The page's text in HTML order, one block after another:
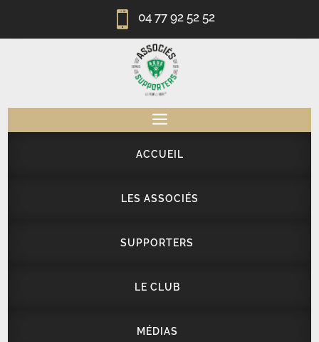
 04 77 92 52 52
a
ACCUEIL
LES ASSOCIÉS
SUPPORTERS
LE CLUB
MÉDIAS